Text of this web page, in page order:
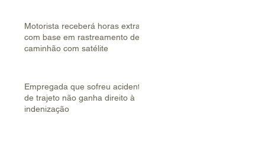
Motorista receberá horas extras
com base em rastreamento de
caminhão com satélite
Empregada que sofreu acidente
de trajeto não ganha direito à
indenização